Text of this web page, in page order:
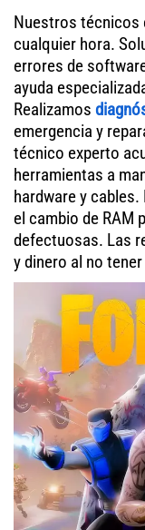
Nuestros técnicos
cualquier hora.
errores de
ayuda
Realizamos
emergencia y
técnico experto
herramientas a
hardware y
el cambio de RAM
defectuosas. Las
y dinero al no